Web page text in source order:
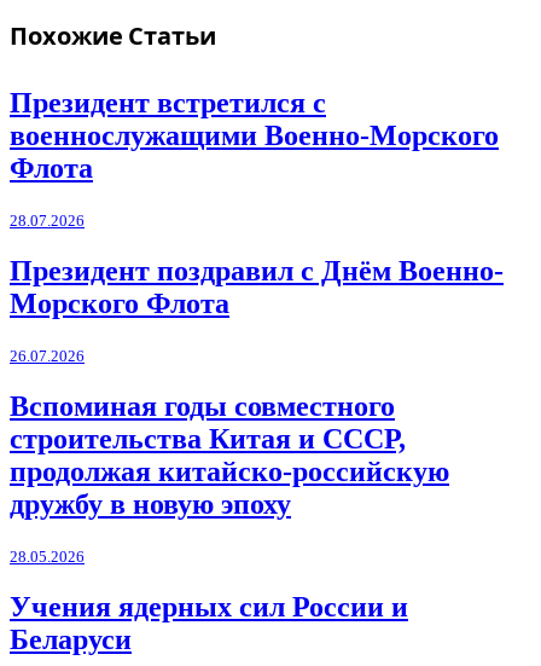
Похожие Статьи
Президент встретился с
военнослужащими Военно-Морского
Флота
28.07.2026
Президент поздравил с Днём Военно-
Морского Флота
26.07.2026
Вспоминая годы совместного
строительства Китая и СССР,
продолжая китайско-российскую
дружбу в новую эпоху
28.05.2026
Учения ядерных сил России и
Беларуси